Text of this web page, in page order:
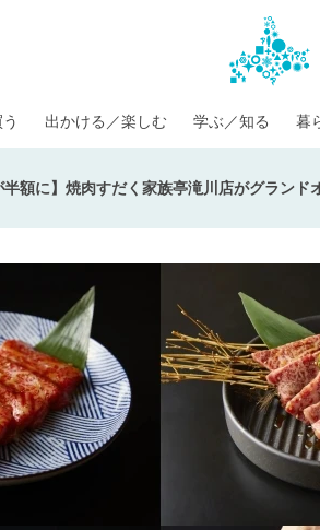
出かける／楽しむ 学ぶ／知る 暮
半額に】焼肉すだく家族亭滝川店がグランド